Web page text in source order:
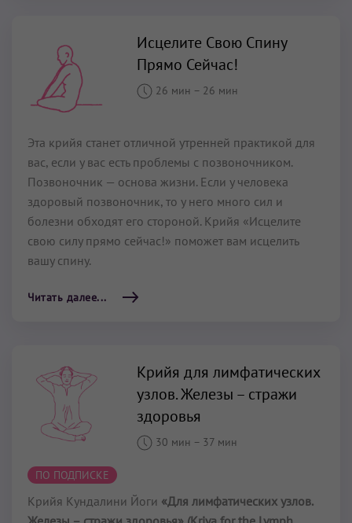
Исцелите Свою Спину
Прямо Сейчас!
26 мин – 26 мин
Эта крийя станет отличной утренней практикой для
вас, если у вас есть проблемы с позвоночником.
Позвоночник — основа жизни. Если у человека
здоровый позвоночник, то у него много сил и
болезни обходят его стороной. Крийя «Исцелите
свою силу прямо сейчас!» поможет вам исцелить
вашу спину.
Читать далее...
Крийя для лимфатических
узлов. Железы – стражи
здоровья
30 мин – 37 мин
ПО ПОДПИСКЕ
Крийя Кундалини Йоги «Для лимфатических узлов.